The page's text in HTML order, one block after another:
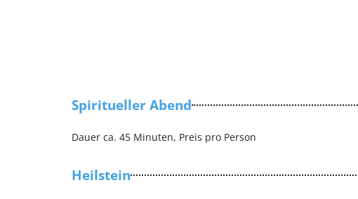
Spiritueller Abend
Dauer ca. 45 Minuten, Preis pro Person
Heilstein